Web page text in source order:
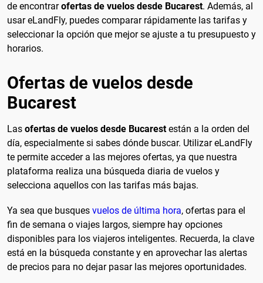
de encontrarofertas de vuelos desde Bucarest. Además, al
usar eLandFly, puedes comparar rápidamente las tarifas y
seleccionar la opción que mejor se ajuste a tu presupuesto y
horarios.
Ofertas de vuelos desde
Bucarest
Las ofertas de vuelos desde Bucarestestán a la orden del
día, especialmente si sabes dónde buscar. Utilizar eLandFly
te permite acceder a las mejores ofertas, ya que nuestra
plataforma realiza una búsqueda diaria de vuelos y
selecciona aquellos con las tarifas más bajas.
Ya sea que busques vuelos de última hora, ofertas para el
fin de semana o viajes largos, siempre hay opciones
disponibles para los viajeros inteligentes. Recuerda, la clave
está en la búsqueda constante y en aprovechar las alertas
de precios para no dejar pasar las mejores oportunidades.